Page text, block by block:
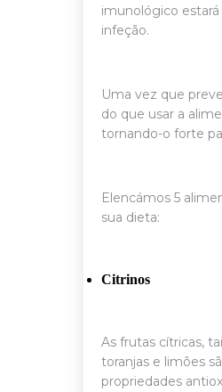
imunológico
infeção.
Uma vez que
do que usar a
tornando-o forte
Elencámos 5
sua dieta:
Citrinos
As frutas cítricas,
toranjas e limões
propriedades